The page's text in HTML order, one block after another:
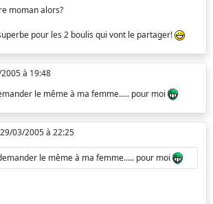
moman alors?
pour les 2 boulis qui vont le partager!
à 19:48
le même à ma femme..... pour moi
03/2005 à 22:25
le même à ma femme..... pour moi